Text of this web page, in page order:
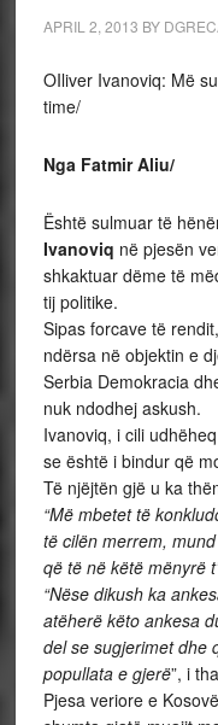
APRIL 2, 2013 BY
OIliver Ivanoviq: Më
time/
Nga Fatmir Aliu/
Është sulmuar të
Ivanoviq në pjesën
shkaktuar dëme të
tij politike.
Sipas forcave të
ndërsa në objektin e
Serbia Demokracia
nuk ndodhej askush.
Ivanoviq, i cili
se është i bindur që
Të njëjtën gjë u ka
“Më mbetet të
të cilën merrem,
që të në këtë mënyrë
“Nëse dikush ka
atëherë këto ankesa
del se sugjerimet dhe
popullata e gjerë”, i
Pjesa veriore e